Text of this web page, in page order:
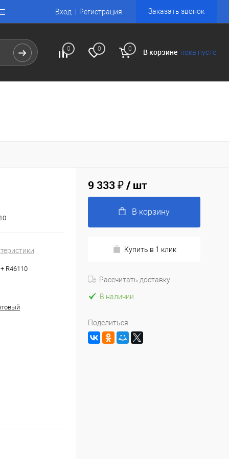
Вход Регистрация Заказать звонок
0 0 0 В корзине пока пусто
R46110
9 333 ₽/ шт
В корзину
Купить в 1 клик
Рассчитать доставку
В наличии
Поделиться